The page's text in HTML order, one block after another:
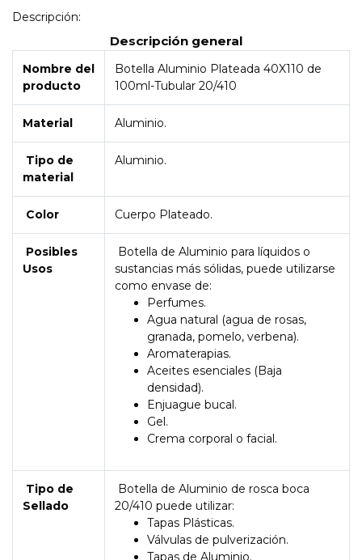
Descripción:
Descripción general
Nombre del
producto
Botella Aluminio Plateada 40X110 de
100ml-Tubular 20/410
Material Aluminio.
Tipo de
material
Aluminio.
Color Cuerpo Plateado.
Posibles
Usos
Botella de Aluminio para líquidos o
sustancias más sólidas, puede utilizarse
como envase de:
Perfumes.
Agua natural (agua de rosas,
granada, pomelo, verbena).
Aromaterapias.
Aceites esenciales (Baja
densidad).
Enjuague bucal.
Gel.
Crema corporal o facial.
Tipo de
Sellado
Botella de Aluminio de rosca boca
20/410 puede utilizar:
Tapas Plásticas.
Válvulas de pulverización.
Tapas de Aluminio.